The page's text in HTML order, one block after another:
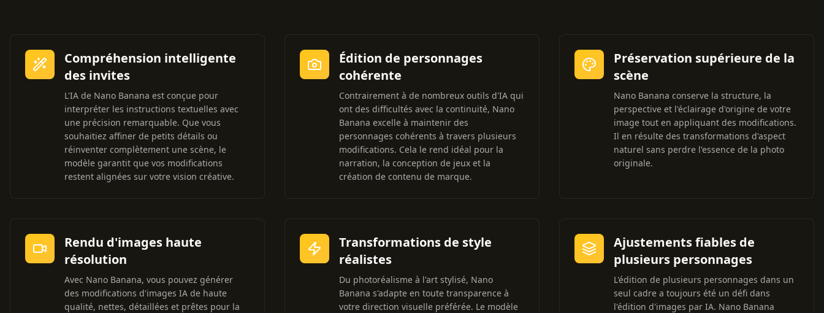
Compréhension intelligente
des invites
L'IA de Nano Banana est conçue pour
interpréter les instructions textuelles avec
une précision remarquable. Que vous
souhaitiez affiner de petits détails ou
réinventer complètement une scène, le
modèle garantit que vos modifications
restent alignées sur votre vision créative.
Édition de personnages
cohérente
Contrairement à de nombreux outils d'IA qui
ont des difficultés avec la continuité, Nano
Banana excelle à maintenir des
personnages cohérents à travers plusieurs
modifications. Cela le rend idéal pour la
narration, la conception de jeux et la
création de contenu de marque.
Préservation supérieure de la
scène
Nano Banana conserve la structure, la
perspective et l'éclairage d'origine de votre
image tout en appliquant des modifications.
Il en résulte des transformations d'aspect
naturel sans perdre l'essence de la photo
originale.
Rendu d'images haute
résolution
Avec Nano Banana, vous pouvez générer
des modifications d'images IA de haute
qualité, nettes, détaillées et prêtes pour la
Transformations de style
réalistes
Du photoréalisme à l'art stylisé, Nano
Banana s'adapte en toute transparence à
votre direction visuelle préférée. Le modèle
Ajustements fiables de
plusieurs personnages
L'édition de plusieurs personnages dans un
seul cadre a toujours été un défi dans
l'édition d'images par IA. Nano Banana